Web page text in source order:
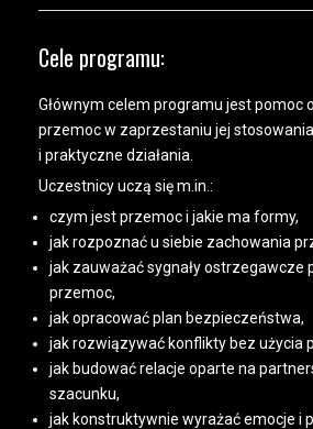
Cele programu:
Głównym celem programu jest pomoc
przemoc w zaprzestaniu jej
i praktyczne działania.
Uczestnicy uczą się m.in.:
czym jest przemoc i jakie ma formy,
jak rozpoznać u siebie zachowania
jak zauważać sygnały ostrzegawcze
przemoc,
jak opracować plan bezpieczeństwa,
jak rozwiązywać konflikty bez użycia
jak budować relacje oparte na
szacunku,
jak konstruktywnie wyrażać emocje i